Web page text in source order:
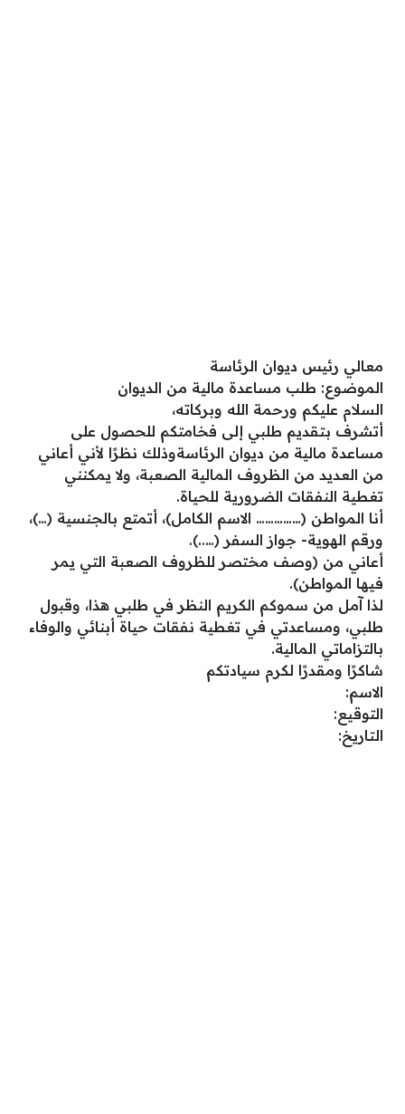
معالي رئيس ديوان الرئاسة
الموضوع: طلب مساعدة مالية من الديوان
السلام عليكم ورحمة الله وبركاته،
أتشرف بتقديم طلبي إلى فخامتكم للحصول على
مساعدة مالية من ديوان الرئاسةوذلك نظرًا لأني أعاني
من العديد من الظروف المالية الصعبة، ولا يمكنني
تغطية النفقات الضرورية للحياة.
أنا المواطن (…………… الاسم الكامل)، أتمتع بالجنسية (…)،
ورقم الهوية- جواز السفر (…..).
أعاني من (وصف مختصر للظروف الصعبة التي يمر
فيها المواطن).
لذا آمل من سموكم الكريم النظر في طلبي هذا، وقبول
طلبي، ومساعدتي في تغطية نفقات حياة أبنائي والوفاء
بالتزاماتي المالية.
شاكرًا ومقدرًا لكرم سيادتكم
الاسم:
التوقيع:
التاريخ: